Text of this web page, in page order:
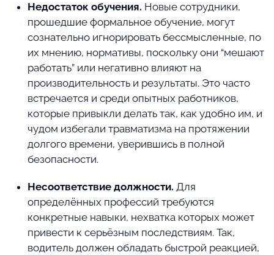
Недостаток обучения. Новые сотрудники,
прошедшие формальное обучение, могут
сознательно игнорировать бессмысленные, по
их мнению, нормативы, поскольку они “мешают
работать” или негативно влияют на
производительность и результаты. Это часто
встречается и среди опытных работников,
которые привыкли делать так, как удобно им, и
чудом избегали травматизма на протяжении
долгого времени, уверившись в полной
безопасности.
Несоответствие должности. Для
определённых профессий требуются
конкретные навыки, нехватка которых может
привести к серьёзным последствиям. Так,
водитель должен обладать быстрой реакцией,